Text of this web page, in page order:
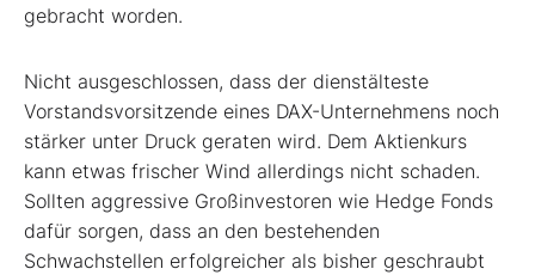
gebracht worden.
Nicht ausgeschlossen, dass der dienstälteste
Vorstandsvorsitzende eines DAX-Unternehmens noch
stärker unter Druck geraten wird. Dem Aktienkurs
kann etwas frischer Wind allerdings nicht schaden.
Sollten aggressive Großinvestoren wie Hedge Fonds
dafür sorgen, dass an den bestehenden
Schwachstellen erfolgreicher als bisher geschraubt